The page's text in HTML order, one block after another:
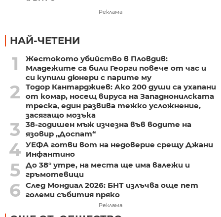
Реклама
НАЙ-ЧЕТЕНИ
1
Жестокото убийство в Пловдив:
Младежите са били Георги повече от час и
си купили дюнери с парите му
2
Тодор Кантарджиев: Ако 200 души са ухапани
от комар, носещ вируса на Западнонилската
треска, един развива тежко усложнение,
засягащо мозъка
3
38-годишен мъж изчезна във водите на
язовир „Доспат“
4 УЕФА готви вот на недоверие срещу Джани
Инфантино
5 До 38° утре, на места ще има валежи и
гръмотевици
6 След Мондиал 2026: БНТ излъчва още пет
големи събития пряко
Реклама